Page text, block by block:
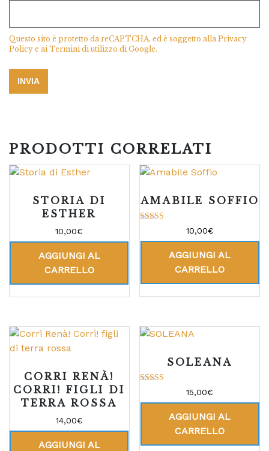
Questo sito è protetto da reCAPTCHA, ed è soggetto allaPrivacy
Policy e aiTermini di utilizzo di Google.
PRODOTTI CORRELATI
STORIA DI
ESTHER
10,00€
AGGIUNGI AL
CARRELLO
AMABILE SOFFIO
su 5
10,00€
AGGIUNGI AL
CARRELLO
CORRI RENÀ!
CORRI! FIGLI DI
TERRA ROSSA
14,00€
AGGIUNGI AL
SOLEANA
su 5
15,00€
AGGIUNGI AL
CARRELLO